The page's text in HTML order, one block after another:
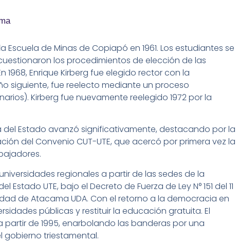
de Minas de Copiapó en 1961. Los estudiantes se
los procedimientos de elección de las
1968, Enrique Kirberg fue elegido rector con la
siguiente, fue reelecto mediante un proceso
Kirberg fue nuevamente reelegido 1972 por la
del Estado avanzó significativamente, destacando por la
del Convenio CUT-UTE, que acercó por primera vez la
regionales a partir de las sedes de la
UTE, bajo el Decreto de Fuerza de Ley N° 151 del 11
de Atacama UDA. Con el retorno a la democracia en
públicas y restituir la educación gratuita. El
de 1995, enarbolando las banderas por una
triestamental.